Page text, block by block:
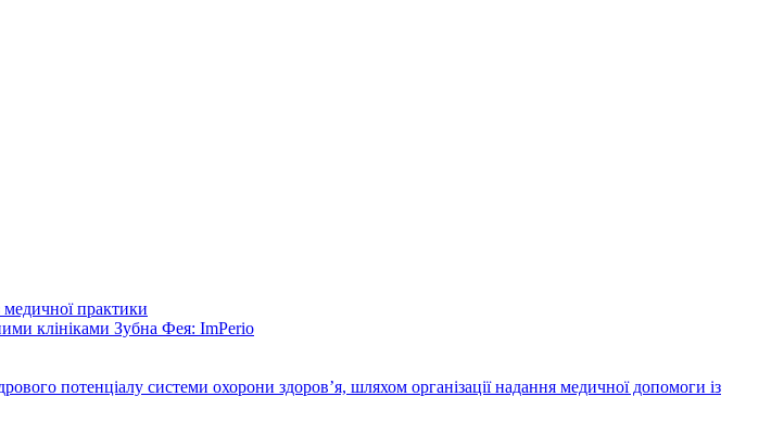
медичної практики
клініками Зубна Фея: ImPerio
потенціалу системи охорони здоров’я, шляхом організації надання медичної допомоги із